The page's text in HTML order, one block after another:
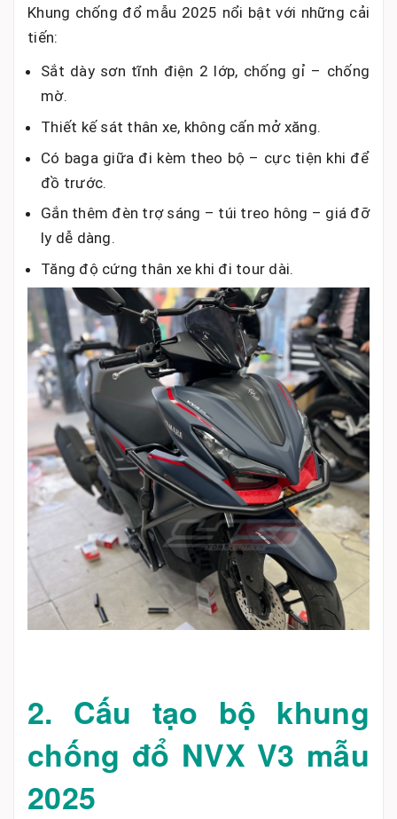
Khung chống đổ mẫu 2025 nổi bật với những cải
tiến:
Sắt dày sơn tĩnh điện 2 lớp, chống gỉ – chống
mờ.
Thiết kế sát thân xe, không cấn mở xăng.
Có baga giữa đi kèm theo bộ – cực tiện khi để
đồ trước.
Gắn thêm đèn trợ sáng – túi treo hông – giá đỡ
ly dễ dàng.
Tăng độ cứng thân xe khi đi tour dài.
2. Cấu tạo bộ khung
chống đổ NVX V3 mẫu
2025